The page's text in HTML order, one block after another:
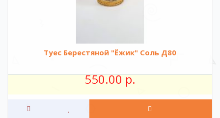
Туес Берестяной "Ёжик" Соль Д80
550.00 р.